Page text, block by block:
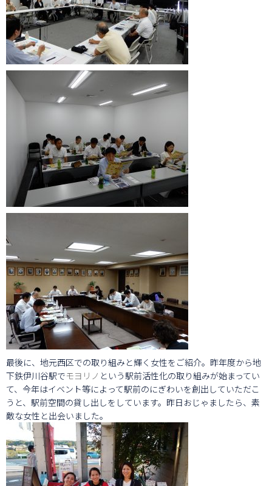
最後に、地元西区での取り組みと輝く女性をご紹介。昨年度から地
下鉄伊川谷駅でモヨリノ という駅前活性化の取り組みが始まってい
て、今年はイベント等によって駅前のにぎわいを創出していただこ
うと、駅前空間の貸し出しをしています。昨日おじゃましたら、素
敵な女性と出会いました。